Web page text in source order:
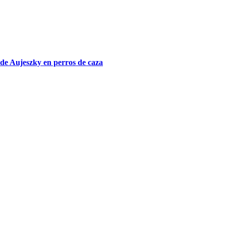
Aujeszky en perros de caza